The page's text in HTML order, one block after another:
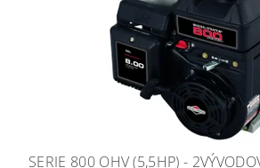
SERIE 800 OHV (5,5HP) -